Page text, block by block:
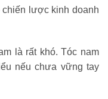
chiến lược kinh doanh
là rất khó. Tóc nam
nếu chưa vững tay